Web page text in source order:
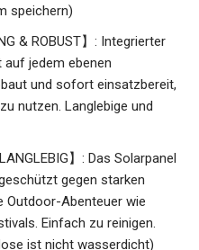
speichern)
& ROBUST】: Integrierter
jedem ebenen
und sofort einsatzbereit,
nutzen. Langlebige und
】: Das Solarpanel
gegen starken
Outdoor-Abenteuer wie
Einfach zu reinigen.
ist nicht wasserdicht)